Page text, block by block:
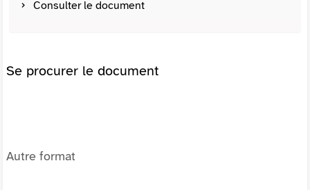
Consulter le document
Se procurer le document
Autre format